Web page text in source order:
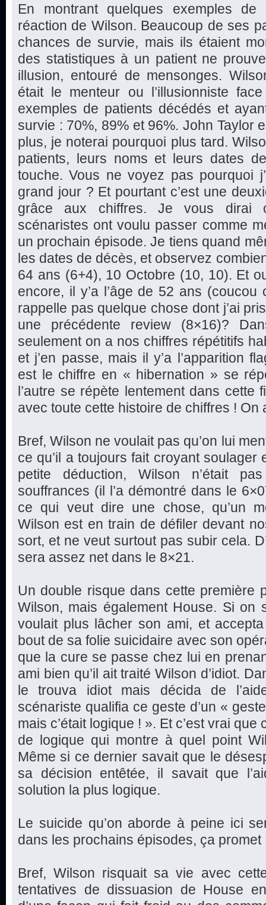
En montrant quelques exemples
réaction de Wilson. Beaucoup de ses
chances de survie, mais ils étaient
des statistiques à un patient ne
illusion, entouré de mensonges.
était le menteur ou l’illusionniste
exemples de patients décédés et
survie : 70%, 89% et 96%. John Taylor
plus, je noterai pourquoi plus tard.
patients, leurs noms et leurs dates
touche. Vous ne voyez pas pourquoi
grand jour ? Et pourtant c’est une
grâce aux chiffres. Je vous dirai
scénaristes ont voulu passer comme
un prochain épisode. Je tiens quand
les dates de décès, et observez
64 ans (6+4), 10 Octobre (10, 10). Et
encore, il y’a l’âge de 52 ans
rappelle pas quelque chose dont j’ai
une précédente review (8×16)?
seulement on a nos chiffres répétitifs
et j’en passe, mais il y’a l’apparition
est le chiffre en « hibernation » se
l’autre se répète lentement dans cette
avec toute cette histoire de chiffres !
Bref, Wilson ne voulait pas qu’on lui
ce qu’il a toujours fait croyant soulager
petite déduction, Wilson n’était
souffrances (il l’a démontré dans le
ce qui veut dire une chose, qu’un
Wilson est en train de défiler devant
sort, et ne veut surtout pas subir cela.
sera assez net dans le 8×21.
Un double risque dans cette première
Wilson, mais également House. Si on
voulait plus lâcher son ami, et
bout de sa folie suicidaire avec son
que la cure se passe chez lui en
ami bien qu’il ait traité Wilson d’idiot.
le trouva idiot mais décida de
scénariste qualifia ce geste d’un «
mais c’était logique ! ». Et c’est vrai que
de logique qui montre à quel point
Même si ce dernier savait que le
sa décision entêtée, il savait que
solution la plus logique.
Le suicide qu’on aborde à peine ici
dans les prochains épisodes, ça promet
Bref, Wilson risquait sa vie avec
tentatives de dissuasion de House